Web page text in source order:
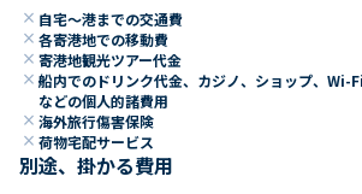
close 自宅～港までの交通費
close 各寄港地での移動費
close 寄港地観光ツアー代金
close 船内でのドリンク代金、カジノ、ショップ、Wi-
などの個人的諸費用
close 海外旅行傷害保険
close 荷物宅配サービス
別途、掛かる費用